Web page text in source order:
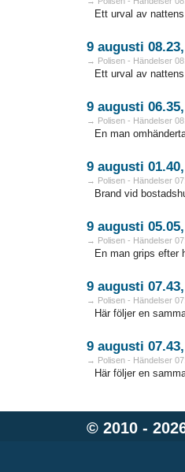
Ett urval av
9 augusti
→ Polisen - Händelser
Ett urval av
9 augusti
→ Polisen - Händelser
En man
9 augusti
→ Polisen - Händelser
Brand vid
9 augusti
→ Polisen - Händelser
En man grips efter
9 augusti
→ Polisen - Händelser
Här följer en
9 augusti
→ Polisen - Händelser
Här följer en
© 2010 -